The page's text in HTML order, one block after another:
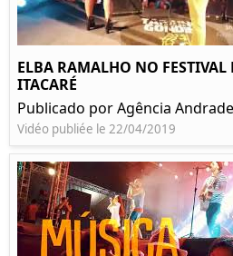
ELBA RAMALHO NO FESTIVAL
ITACARÉ
Publicado por Agência
Vidéo publiée le 22/04/2019